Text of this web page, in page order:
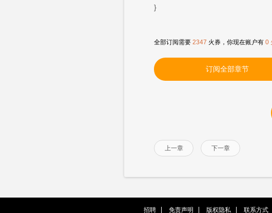
}
全部订阅需要 2347 火券，你现在账户有 0
订阅全部章节
上一章 下一章
招聘 免责声明 版权隐私 联系方式